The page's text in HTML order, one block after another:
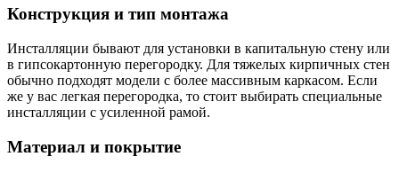
Конструкция и тип монтажа
Инсталляции бывают для установки в капитальную стену или
в гипсокартонную перегородку. Для тяжелых кирпичных стен
обычно подходят модели с более массивным каркасом. Если
же у вас легкая перегородка, то стоит выбирать специальные
инсталляции с усиленной рамой.
Материал и покрытие